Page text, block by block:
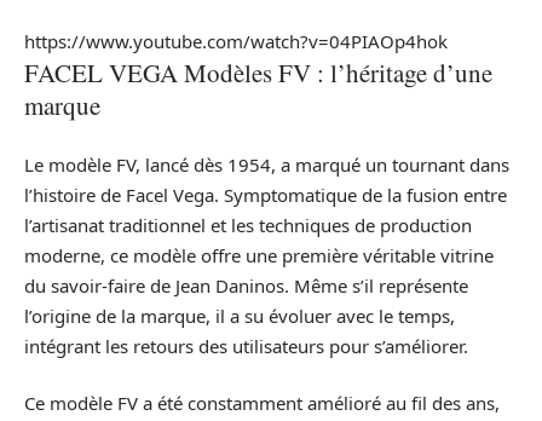
https://www.youtube.com/watch?v=04PIAOp4hok
FACEL VEGA Modèles FV : l’héritage d’une
marque
Le modèle FV, lancé dès 1954, a marqué un tournant dans
l’histoire de Facel Vega. Symptomatique de la fusion entre
l’artisanat traditionnel et les techniques de production
moderne, ce modèle offre une première véritable vitrine
du savoir-faire de Jean Daninos. Même s’il représente
l’origine de la marque, il a su évoluer avec le temps,
intégrant les retours des utilisateurs pour s’améliorer.
Ce modèle FV a été constamment amélioré au fil des ans,